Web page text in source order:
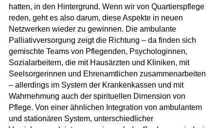
hatten, in den Hintergrund. Wenn wir von Quartierspflege
reden, geht es also darum, diese Aspekte in neuen
Netzwerken wieder zu gewinnen. Die ambulante
Palliativversorgung zeigt die Richtung – da finden sich
gemischte Teams von Pflegenden, Psychologinnen,
Sozialarbeitern, die mit Hausärzten und Kliniken, mit
Seelsorgerinnen und Ehrenamtlichen zusammenarbeiten
– allerdings im System der Krankenkassen und mit
Wahrnehmung auch der spirituellen Dimension von
Pflege. Von einer ähnlichen Integration von ambulantem
und stationären System, unterschiedlicher